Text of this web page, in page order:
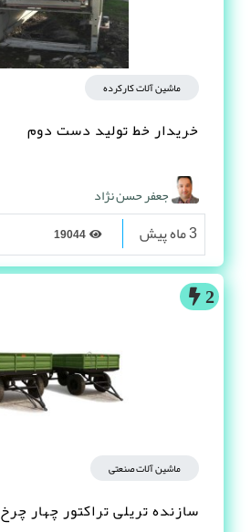
ماشین آلات کارکرده
خریدار خط تولید دست دوم
جعفر حسن نژاد
3 ماه پیش
2
ماشین آلات صنعتی
سازنده تریلی تراکتور چهار چرخ